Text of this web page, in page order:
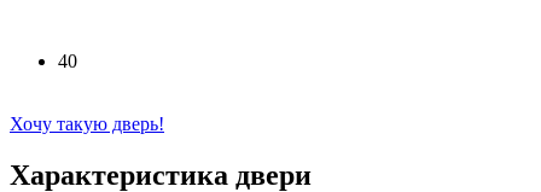
40
Хочу такую дверь!
Характеристика двери